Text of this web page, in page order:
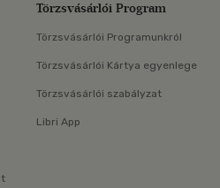
Törzsvásárlói Program
Törzsvásárlói Programunkról
Törzsvásárlói Kártya egyenlege
Törzsvásárlói szabályzat
Libri App